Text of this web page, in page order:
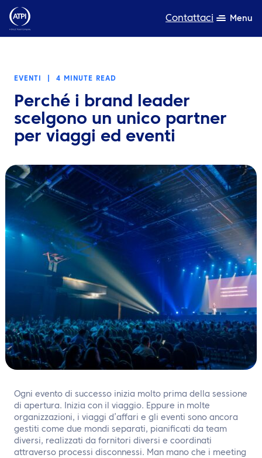
Contattaci Menu
Risorse
Chi siamo
Sostenibilità
TravelHub Login
Cerca
Contattaci
EVENTI 4 MINUTE READ
Perché i brand leader
scelgono un unico partner
per viaggi ed eventi
Ogni evento di successo inizia molto prima della sessione
di apertura. Inizia con il viaggio. Eppure in molte
organizzazioni, i viaggi d’affari e gli eventi sono ancora
gestiti come due mondi separati, pianificati da team
diversi, realizzati da fornitori diversi e coordinati
attraverso processi disconnessi. Man mano che i meeting